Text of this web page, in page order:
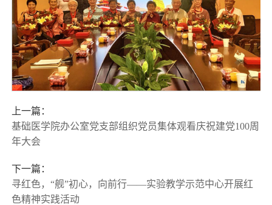
上一篇：
基础医学院办公室党支部组织党员集体观看庆祝建党100周
年大会
下一篇：
寻红色，“舰”初心，向前行——实验教学示范中心开展红
色精神实践活动